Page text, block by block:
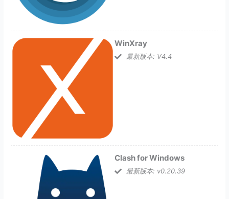
WinXray
最新版本: V4.4
Clash for Windows
最新版本: v0.20.39